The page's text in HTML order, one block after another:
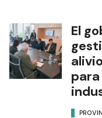
El